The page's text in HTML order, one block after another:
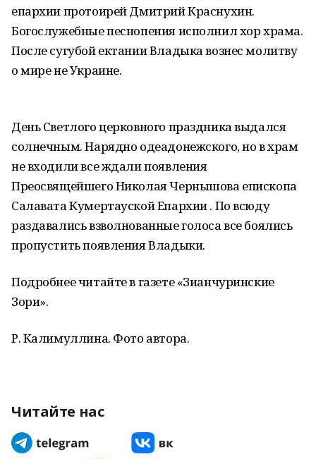
епархии протоирей Дмитрий Краснухин.
Богослужебные песнопения исполнил хор храма.
После сугубой ектании Владыка вознес молитву
о мире не Украине.
День Светлого церковного праздника выдался
солнечным. Нарядно одеадонежского, но в храм
не входили все ждали появления
Преосвящейшего Николая Чернышова епископа
Салавата Кумертауской Епархии . По всюду
раздавались взволнованные голоса все боялись
пропустить появления Владыки.
Подробнее читайте в газете «Зианчуринские
Зори».
Р. Калимуллина. Фото автора.
Читайте нас